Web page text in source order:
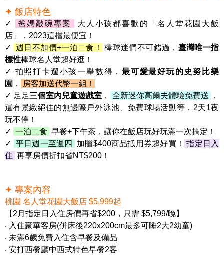
✦ 飯店特色
✓ 爸媽敲碗專案
大人小孩都喜歡的「名人堂花園大飯
店」，2023這檔最便宜！
✓
週日不加價+一泊二食！ 棒球迷們不可錯過， 臺灣唯一指
標性棒球名人堂超好逛！
✓ 拍照打卡遛小孩一舉數得，最可愛最好玩的史努比樂
園 ，
房客加送代幣一組！
✓ 足足三個室內兒童遊戲室 ， 全新迷你高爾夫體驗免費送
，
還有景緻絕佳的無邊際戶外泳池、免費球場活動等，2天1夜
玩不停！
✓ 一泊二食 早餐+下午茶，讓你在飯店玩好玩滿一次搞定！
✓
平日週一至週四 加贈$400商品抵用券超好買！
指定日入
住 再享房價折扣省NT$200！
✦ 專案內容
桃園 名人堂花園大飯店 $5,999起
【2月指定日入住房價再省$200，只需 $5,799/晚】
‧ 入住豪華客房(併床後220x200cm最多可睡2大2幼童)
‧ 未滿6歲免費入住含早餐及備品
‧ 安打西餐廳中西式特色早餐2客